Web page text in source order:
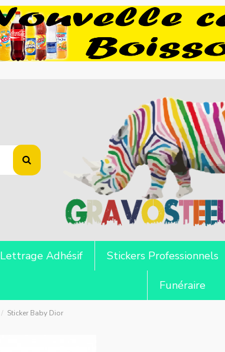
Lettrage Adhésif Stickers Professionnels
Funéraire
Sticker Baby Dior